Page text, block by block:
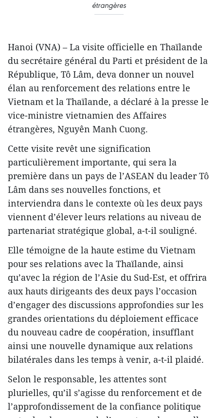
étrangères
Hanoi (VNA) – La visite officielle en Thaïlande
du secrétaire général du Parti et président de la
République, Tô Lâm, deva donner un nouvel
élan au renforcement des relations entre le
Vietnam et la Thaïlande, a déclaré à la presse le
vice-ministre vietnamien des Affaires
étrangères, Nguyên Manh Cuong.
Cette visite revêt une signification
particulièrement importante, qui sera la
première dans un pays de l’ASEAN du leader Tô
Lâm dans ses nouvelles fonctions, et
interviendra dans le contexte où les deux pays
viennent d’élever leurs relations au niveau de
partenariat stratégique global, a-t-il souligné.
Elle témoigne de la haute estime du Vietnam
pour ses relations avec la Thaïlande, ainsi
qu’avec la région de l’Asie du Sud-Est, et offrira
aux hauts dirigeants des deux pays l’occasion
d’engager des discussions approfondies sur les
grandes orientations du déploiement efficace
du nouveau cadre de coopération, insufflant
ainsi une nouvelle dynamique aux relations
bilatérales dans les temps à venir, a-t-il plaidé.
Selon le responsable, les attentes sont
plurielles, qu’il s’agisse du renforcement et de
l’approfondissement de la confiance politique